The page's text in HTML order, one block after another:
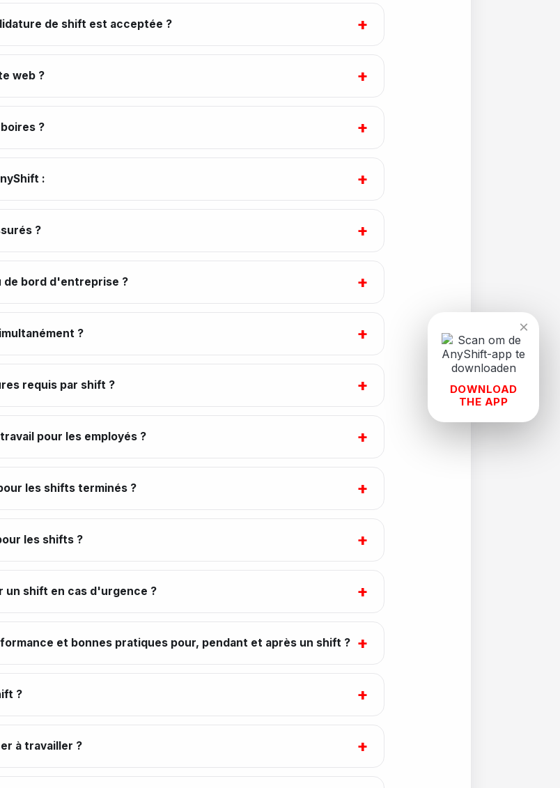
de shift est acceptée ? +
web ? +
? +
: +
? +
de bord d'entreprise ? +
? +
requis par shift ? +
pour les employés ? +
les shifts terminés ? +
les shifts ? +
un shift en cas d'urgence ? +
et bonnes pratiques pour, pendant et après un shift ? +
? +
à travailler ? +
×
DOWNLOAD
THE APP